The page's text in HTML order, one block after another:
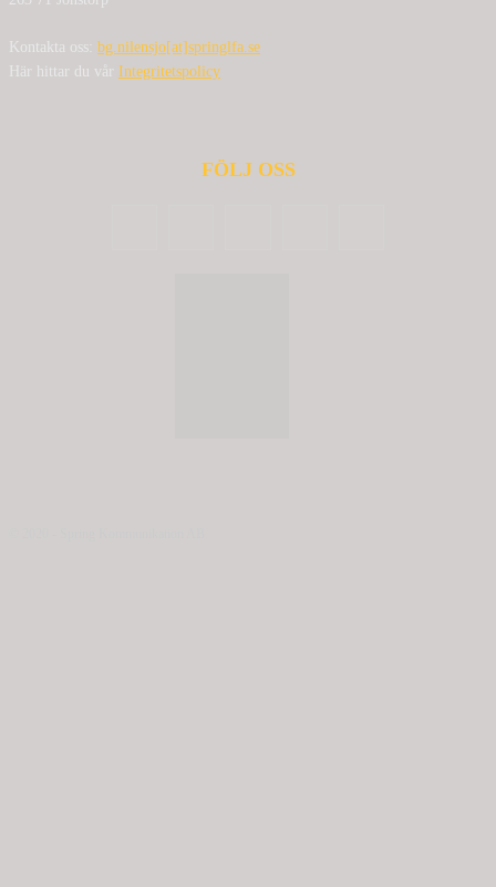
Kontakta oss: bg.nilensjo[at]springlfa.se
Här hittar du vår Integritetspolicy
FÖLJ OSS